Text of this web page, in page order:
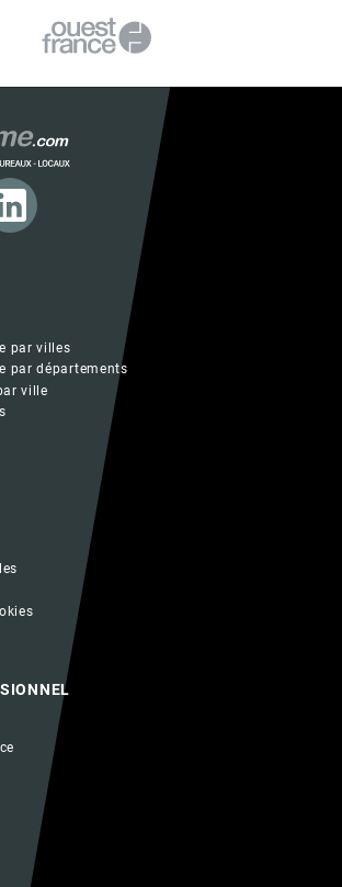
par villes
par départements
ville